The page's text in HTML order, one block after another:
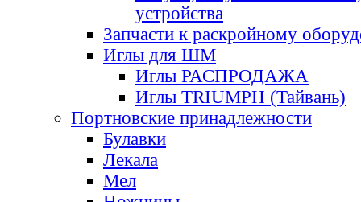
устройства
Запчасти к раскройному
Иглы для ШМ
Иглы РАСПРОДАЖА
Иглы TRIUMPH (Тайвань)
Портновские принадлежности
Булавки
Лекала
Мел